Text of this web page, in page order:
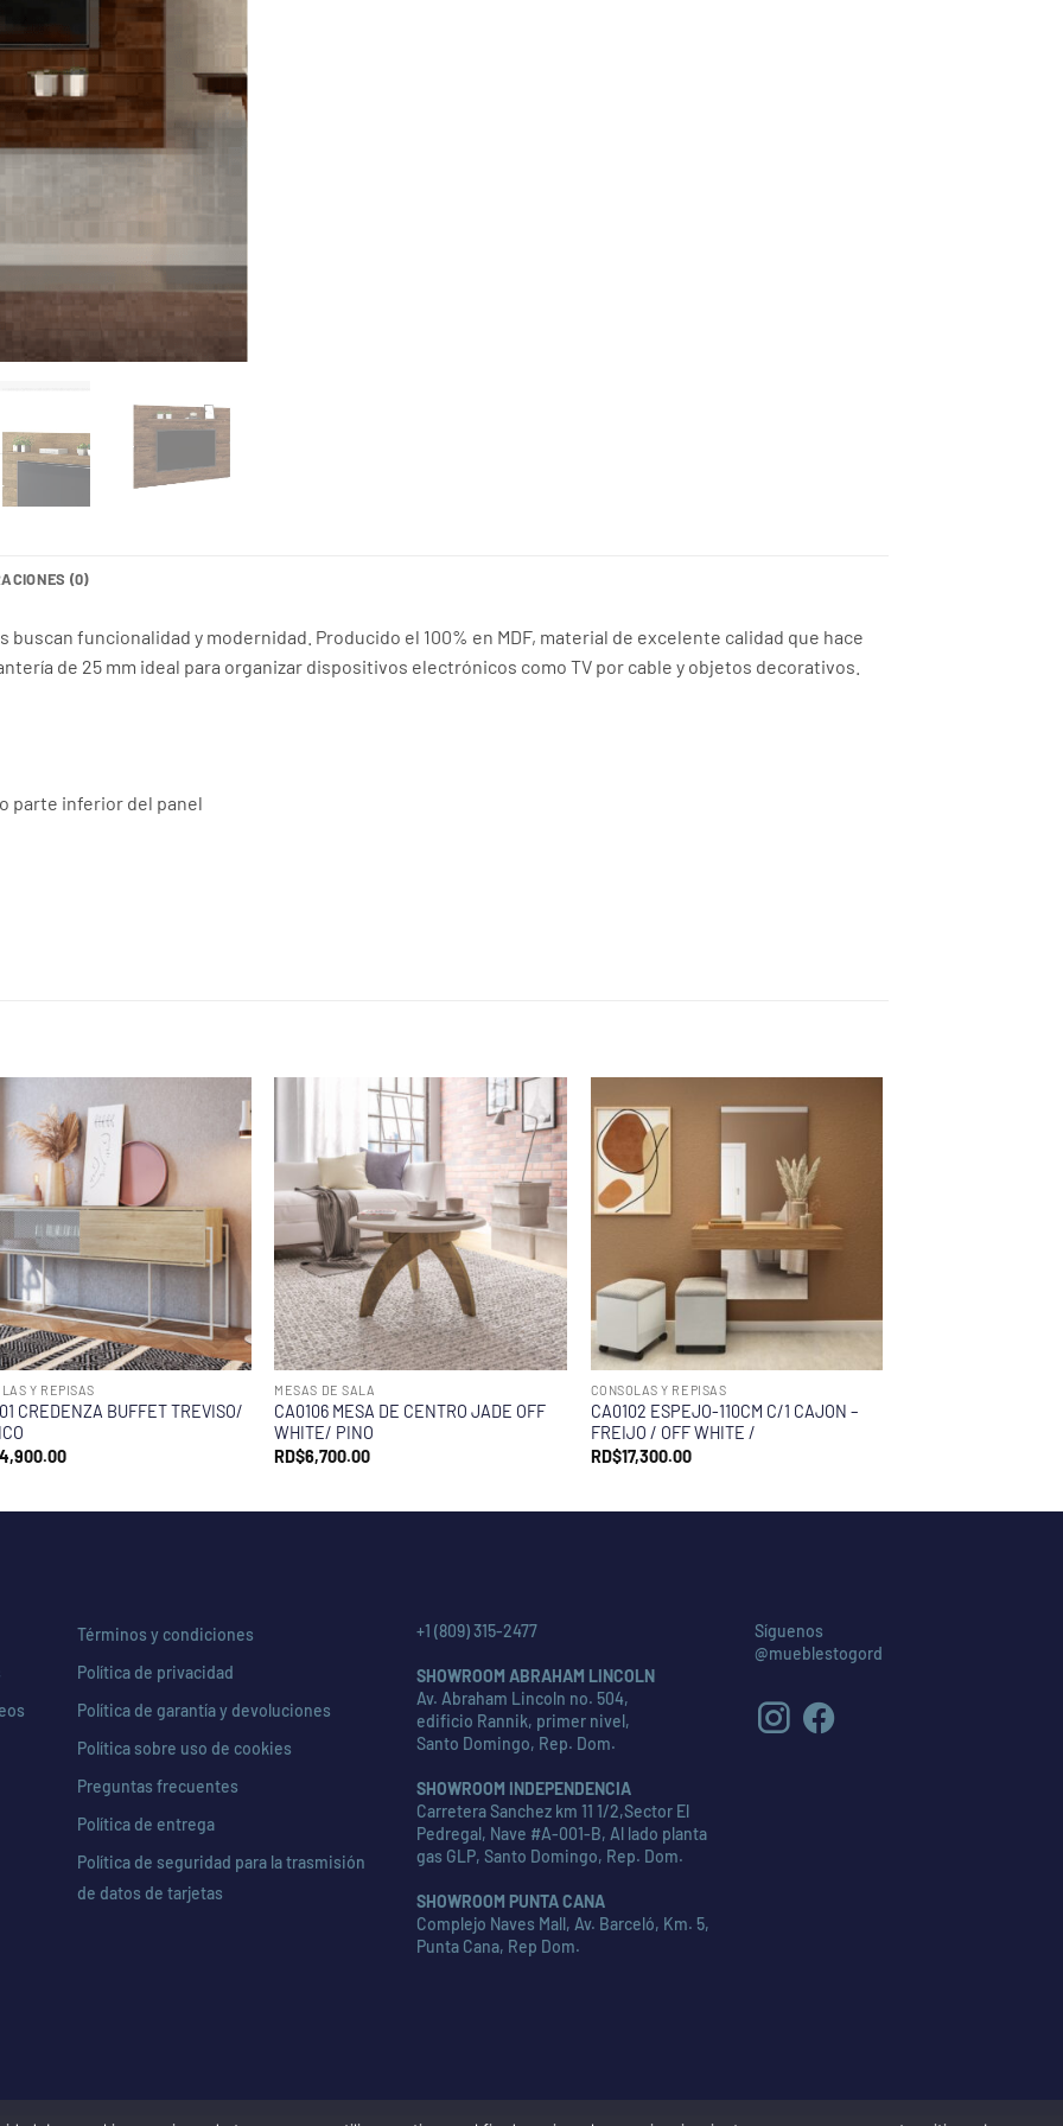
(0)
funcionalidad y modernidad. Producido el 100% en MDF, material de excelente calidad que hace
de 25 mm ideal para organizar dispositivos electrónicos como TV por cable y objetos decorativos.
parte inferior del panel
Y REPISAS
CREDENZA BUFFET TREVISO/
MESAS DE SALA
CA0106 MESA DE CENTRO JADE OFF
WHITE/ PINO
RD$6,700.00
CONSOLAS Y REPISAS
CA0102 ESPEJO-110CM C/1 CAJON –
FREIJO / OFF WHITE /
RD$17,300.00
Términos y condiciones
Política de privacidad
Política de garantía y devoluciones
Política sobre uso de cookies
Preguntas frecuentes
Política de entrega
Política de seguridad para la trasmisión
de datos de tarjetas
+1 (809) 315-2477
SHOWROOM ABRAHAM LINCOLN
Av. Abraham Lincoln no. 504,
edificio Rannik, primer nivel,
Santo Domingo, Rep. Dom.
SHOWROOM INDEPENDENCIA
Carretera Sanchez km 11 1/2,Sector El
Pedregal, Nave #A-001-B, Al lado planta
gas GLP, Santo Domingo, Rep. Dom.
SHOWROOM PUNTA CANA
Complejo Naves Mall, Av. Barceló, Km. 5,
Punta Cana, Rep Dom.
Síguenos
@mueblestogord